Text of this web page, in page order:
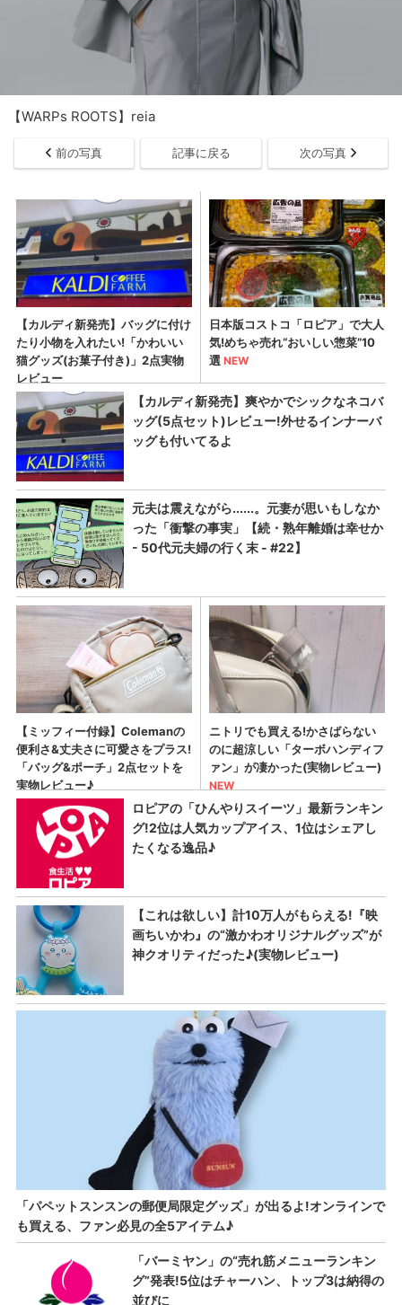
【WARPs ROOTS】reia
前の写真 記事に戻る 次の写真